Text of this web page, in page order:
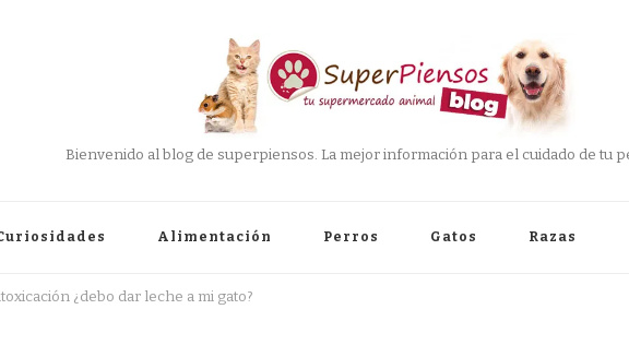
Bienvenido al blog de superpiensos. La mejor información para el cuidado de tu
Alimentación Perros Gatos Razas
¿debo dar leche a mi gato?